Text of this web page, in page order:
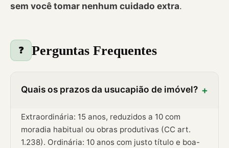
sem você tomar nenhum cuidado extra.
❓ Perguntas Frequentes
Quais os prazos da usucapião de imóvel? +
Extraordinária: 15 anos, reduzidos a 10 com
moradia habitual ou obras produtivas (CC art.
1.238). Ordinária: 10 anos com justo título e boa-